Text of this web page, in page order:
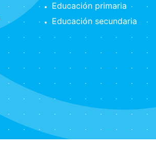
Educación primaria
Educación secundaria